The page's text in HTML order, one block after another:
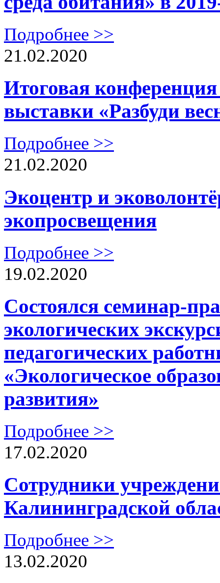
Подробнее >>
21.02.2020
Итоговая
выставки «Разбуди
Подробнее >>
21.02.2020
Экоцентр и
экопросвещения
Подробнее >>
19.02.2020
Cостоялся семинар-
экологических
педагогических
«Экологическое
развития»
Подробнее >>
17.02.2020
Сотрудники
Калининградской
Подробнее >>
13.02.2020